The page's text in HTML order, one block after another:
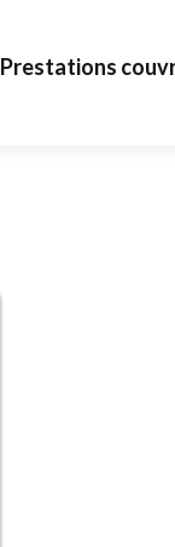
Prestations